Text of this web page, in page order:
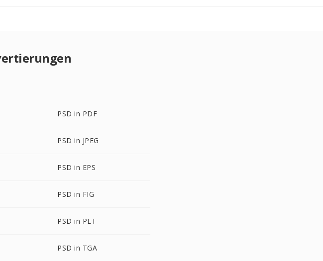
PSD in PDF
PSD in JPEG
PSD in EPS
PSD in FIG
PSD in PLT
PSD in TGA